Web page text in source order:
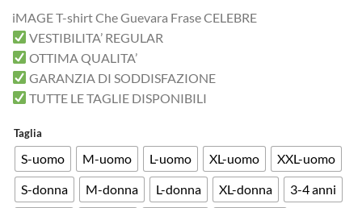
iMAGE T-shirt Che Guevara Frase CELEBRE
VESTIBILITA’ REGULAR
OTTIMA QUALITA’
GARANZIA DI SODDISFAZIONE
TUTTE LE TAGLIE DISPONIBILI
Taglia
S-uomo M-uomo L-uomo XL-uomo
XXL-uomo
S-donna
M-donna L-donna XL-donna
3-4 anni